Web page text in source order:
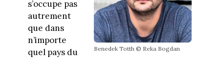
Benedek Totth © Reka Bogdan
s’occupe pas
autrement
que dans
n’importe
quel pays du